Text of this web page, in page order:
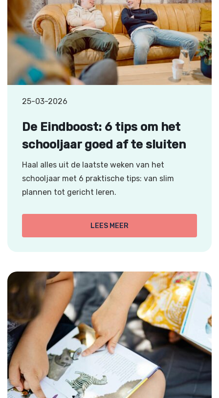
25-03-2026
De Eindboost: 6 tips om het
schooljaar goed af te sluiten
Haal alles uit de laatste weken van het
schooljaar met 6 praktische tips: van slim
plannen tot gericht leren.
LEES MEER